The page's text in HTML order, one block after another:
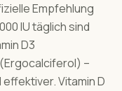
Empfehlung
IU täglich sind
D3
–
Vitamin D